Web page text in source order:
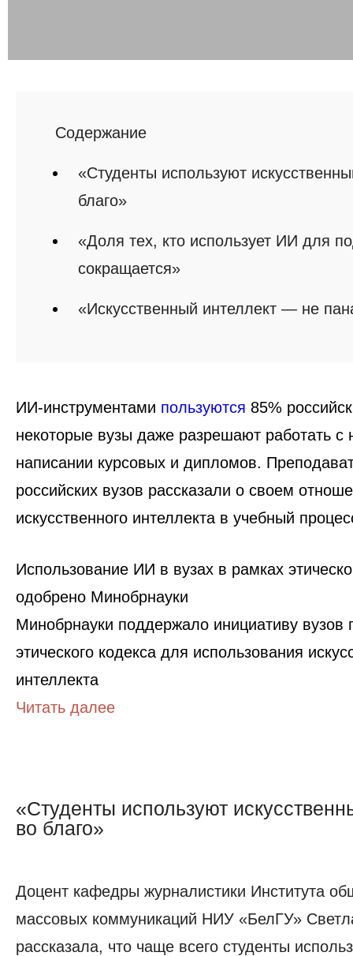
Cодержание
«Студенты используют
благо»
«Доля тех, кто использует ИИ для
сокращается»
«Искусственный интеллект — не
ИИ-инструментами пользуются 85%
некоторые вузы даже разрешают работать с
написании курсовых и дипломов.
российских вузов рассказали о своем
искусственного интеллекта в учебный
Использование ИИ в вузах в рамках
одобрено Минобрнауки
Минобрнауки поддержало инициативу вузов
этического кодекса для использования
интеллекта
Читать далее
«Студенты используют
во благо»
искусственный
интеллект
во
благо»
Доцент кафедры журналистики Института
массовых коммуникаций НИУ «БелГУ»
рассказала, что чаще всего студенты